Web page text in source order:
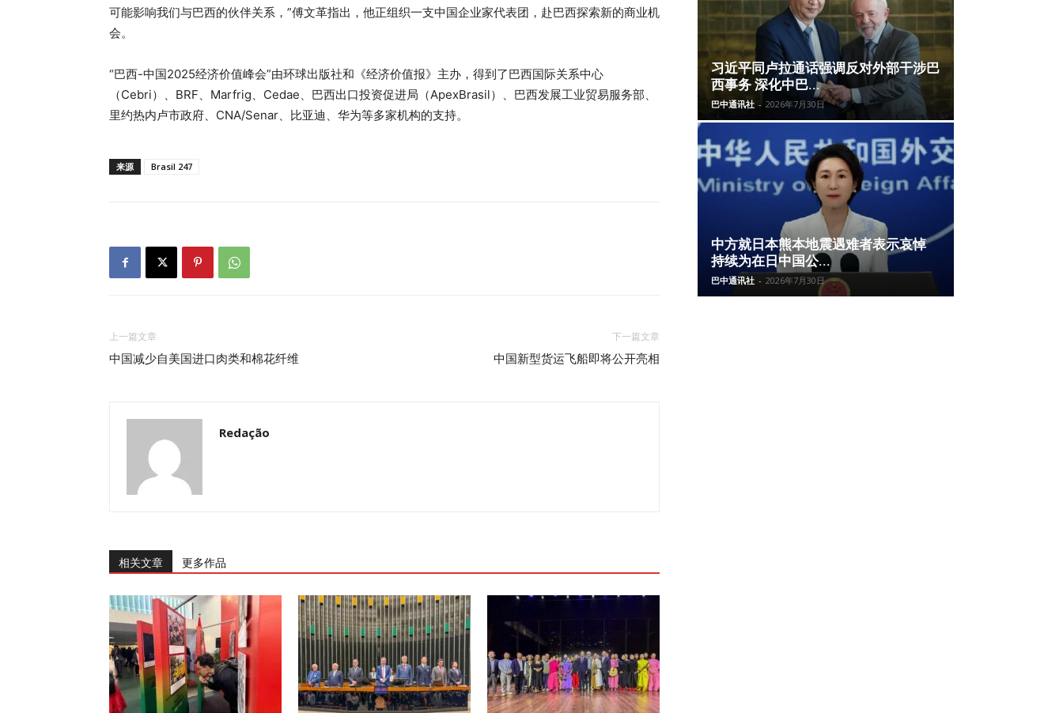
可能影响我们与巴西的伙伴关系，”傅文革指出，他正组织一支中国企业家代表团，赴巴西探索新的商业机
会。
“巴西-中国2025经济价值峰会”由环球出版社和《经济价值报》主办，得到了巴西国际关系中心
（Cebri）、BRF、Marfrig、Cedae、巴西出口投资促进局（ApexBrasil）、巴西发展工业贸易服务部、
里约热内卢市政府、CNA/Senar、比亚迪、华为等多家机构的支持。
来源 Brasil 247
上一篇文章
中国减少自美国进口肉类和棉花纤维
下一篇文章
中国新型货运飞船即将公开亮相
Redação
相关文章 更多作品
习近平同卢拉通话强调反对外部干涉巴
西事务 深化中巴...
巴中通讯社 - 2026年7月30日
中方就日本熊本地震遇难者表示哀悼
持续为在日中国公...
巴中通讯社 - 2026年7月30日